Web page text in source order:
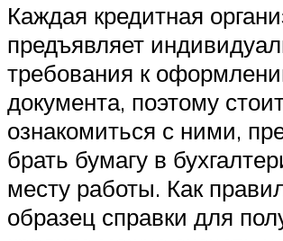
Каждая кредитная
предъявляет
требования к
документа, поэтому
ознакомиться с ними,
брать бумагу в
месту работы. Как
образец справки для